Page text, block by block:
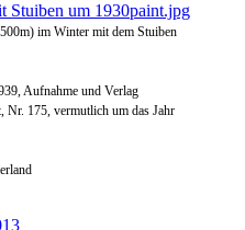
im Winter mit dem Stuiben
Aufnahme und Verlag
Nr. 175, vermutlich um das Jahr